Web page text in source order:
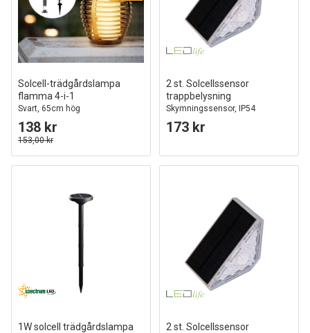
Solcell-trädgårdslampa
flamma 4-i-1
Svart, 65cm hög
138 kr
153,00 kr
2 st. Solcellssensor
trappbelysning
Skymningssensor, IP54
173 kr
1W solcell trädgårdslampa
2 st. Solcellssensor